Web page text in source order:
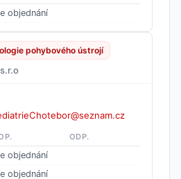
objednání
pohybového ústrojí
ODP.
objednání
objednání